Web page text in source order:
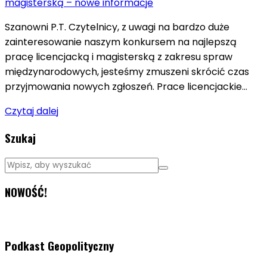
Szanowni P.T. Czytelnicy, z uwagi na bardzo duże
zainteresowanie naszym konkursem na najlepszą
pracę licencjacką i magisterską z zakresu spraw
międzynarodowych, jesteśmy zmuszeni skrócić czas
przyjmowania nowych zgłoszeń. Prace licencjackie…
Czytaj dalej
Szukaj
NOWOŚĆ!
Podkast Geopolityczny